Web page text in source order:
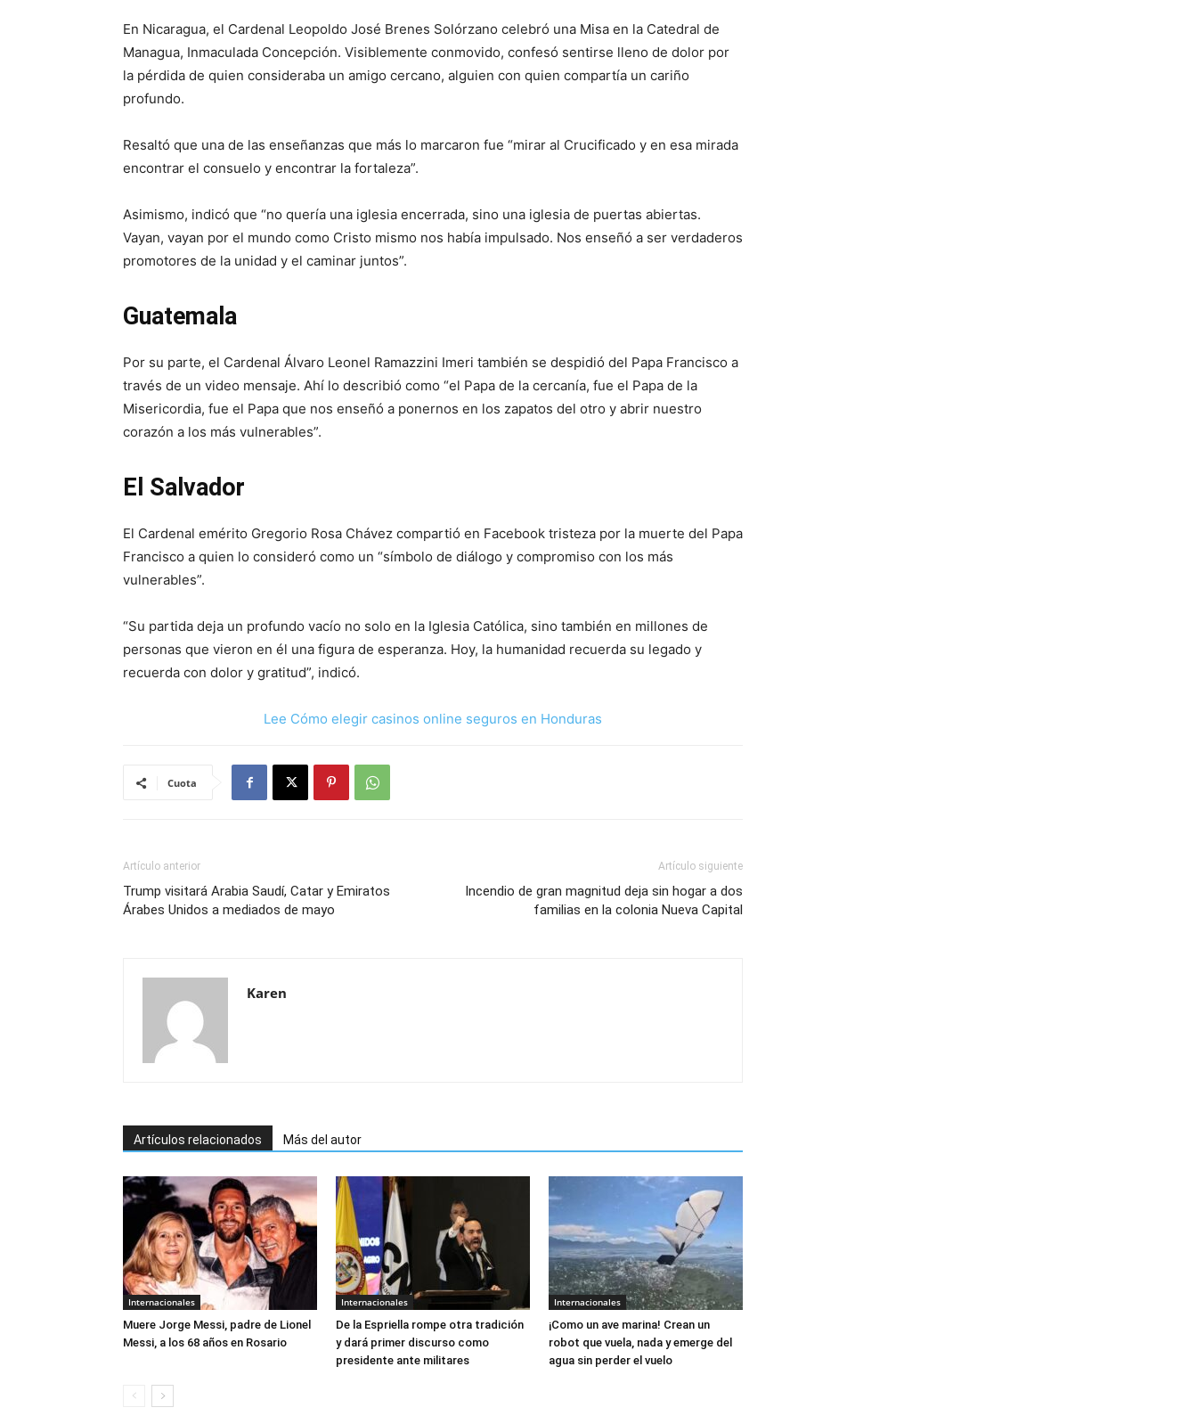
En Nicaragua, el Cardenal Leopoldo José Brenes Solórzano celebró una Misa en la Catedral de
Managua, Inmaculada Concepción. Visiblemente conmovido, confesó sentirse lleno de dolor por
la pérdida de quien consideraba un amigo cercano, alguien con quien compartía un cariño
profundo.
Resaltó que una de las enseñanzas que más lo marcaron fue “mirar al Crucificado y en esa mirada
encontrar el consuelo y encontrar la fortaleza”.
Asimismo, indicó que “no quería una iglesia encerrada, sino una iglesia de puertas abiertas.
Vayan, vayan por el mundo como Cristo mismo nos había impulsado. Nos enseñó a ser verdaderos
promotores de la unidad y el caminar juntos”.
Guatemala
Por su parte, el Cardenal Álvaro Leonel Ramazzini Imeri también se despidió del Papa Francisco a
través de un video mensaje. Ahí lo describió como “el Papa de la cercanía, fue el Papa de la
Misericordia, fue el Papa que nos enseñó a ponernos en los zapatos del otro y abrir nuestro
corazón a los más vulnerables”.
El Salvador
El Cardenal emérito Gregorio Rosa Chávez compartió en Facebook tristeza por la muerte del Papa
Francisco a quien lo consideró como un “símbolo de diálogo y compromiso con los más
vulnerables”.
“Su partida deja un profundo vacío no solo en la Iglesia Católica, sino también en millones de
personas que vieron en él una figura de esperanza. Hoy, la humanidad recuerda su legado y
recuerda con dolor y gratitud”, indicó.
Lee Cómo elegir casinos online seguros en Honduras
Cuota
Artículo anterior
Trump visitará Arabia Saudí, Catar y Emiratos
Árabes Unidos a mediados de mayo
Artículo siguiente
Incendio de gran magnitud deja sin hogar a dos
familias en la colonia Nueva Capital
Karen
Artículos relacionados Más del autor
Internacionales
Muere Jorge Messi, padre de Lionel
Messi, a los 68 años en Rosario
Internacionales
De la Espriella rompe otra tradición
y dará primer discurso como
presidente ante militares
Internacionales
¡Como un ave marina! Crean un
robot que vuela, nada y emerge del
agua sin perder el vuelo